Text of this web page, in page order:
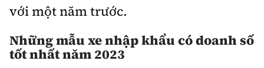
với một năm trước.
Những mẫu xe nhập khẩu có doanh số
tốt nhất năm 2023